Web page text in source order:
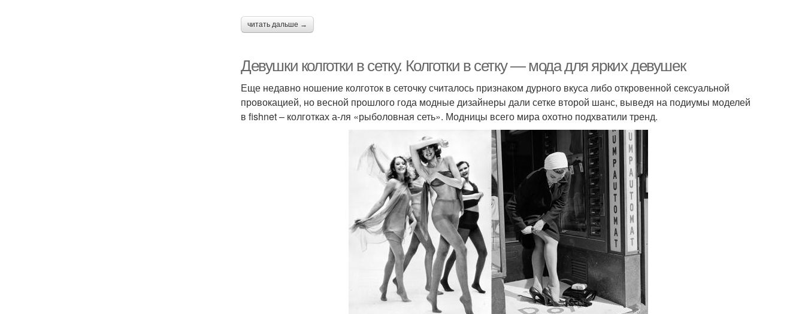
читать дальше →
Девушки колготки в сетку. Колготки в сетку — мода для ярких девушек
Еще недавно ношение колготок в сеточку считалось признаком дурного вкуса либо откровенной сексуальной
провокацией, но весной прошлого года модные дизайнеры дали сетке второй шанс, выведя на подиумы моделей
в fishnet – колготках а-ля «рыболовная сеть». Модницы всего мира охотно подхватили тренд.